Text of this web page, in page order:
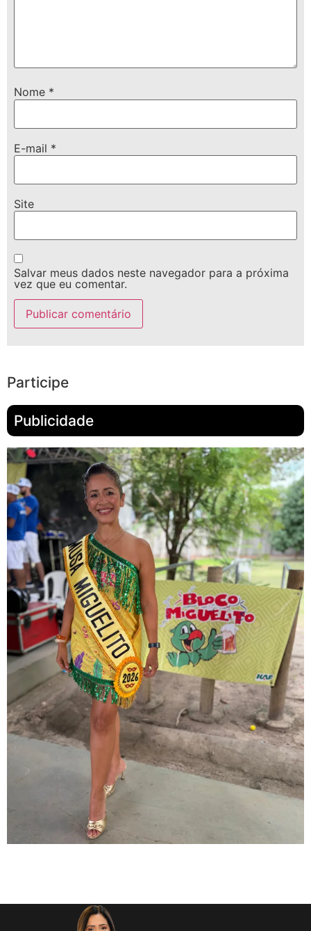
Nome *
E-mail *
Site
Salvar meus dados neste navegador para a próxima
vez que eu comentar.
Participe
Publicidade